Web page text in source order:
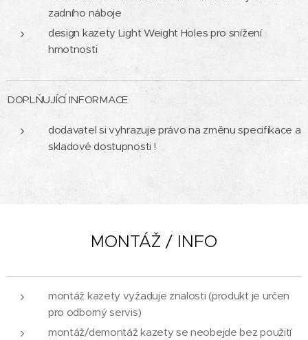
zadního náboje
design kazety Light Weight Holes pro snížení
hmotnosti
DOPLŇUJÍCÍ INFORMACE
dodavatel si vyhrazuje právo na změnu specifikace a
skladové dostupnosti !
MONTÁŽ / INFO
montáž kazety vyžaduje znalosti (produkt je určen
pro odborný servis)
montáž/demontáž kazety se neobejde bez použití